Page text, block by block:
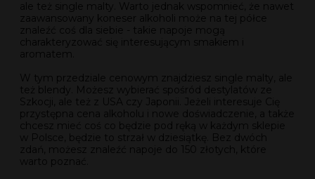
ale też single malty. Warto jednak wspomnieć, że nawet
zaawansowany koneser alkoholi może na tej półce
znaleźć coś dla siebie - takie napoje mogą
charakteryzować się interesującym smakiem i
aromatem.
W tym przedziale cenowym znajdziesz single malty, ale
też blendy. Możesz wybierać spośród destylatów ze
Szkocji, ale też z USA czy Japonii. Jeżeli interesuje Cię
przystępna cena alkoholu i nowe doświadczenie, a także
chcesz mieć coś co będzie pod ręką w każdym sklepie
w Polsce, będzie to strzał w dziesiątkę. Bez dwóch
zdań, możesz znaleźć napoje do 150 złotych, które
warto poznać.